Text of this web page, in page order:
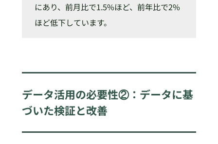
にあり、前月比で1.5%ほど、前年比で2%
ほど低下しています。
データ活用の必要性②：データに基
づいた検証と改善